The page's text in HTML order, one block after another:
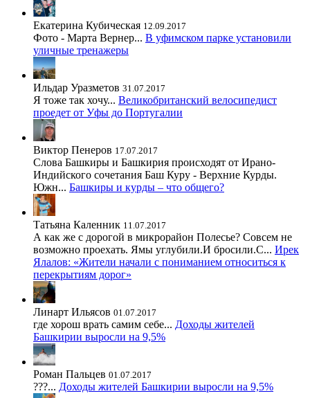
Екатерина Кубическая 12.09.2017
Фото - Марта Вернер... В уфимском парке установили
уличные тренажеры
Ильдар Уразметов 31.07.2017
Я тоже так хочу... Великобританский велосипедист
проедет от Уфы до Португалии
Виктор Пенеров 17.07.2017
Слова Башкиры и Башкирия происходят от Ирано-
Индийского сочетания Баш Куру - Верхние Курды.
Южн... Башкиры и курды – что общего?
Татьяна Каленник 11.07.2017
А как же с дорогой в микрорайон Полесье? Совсем не
возможно проехать. Ямы углубили.И бросили.С... Ирек
Ялалов: «Жители начали с пониманием относиться к
перекрытиям дорог»
Линарт Ильясов 01.07.2017
где хорош врать самим себе... Доходы жителей
Башкирии выросли на 9,5%
Роман Пальцев 01.07.2017
???... Доходы жителей Башкирии выросли на 9,5%